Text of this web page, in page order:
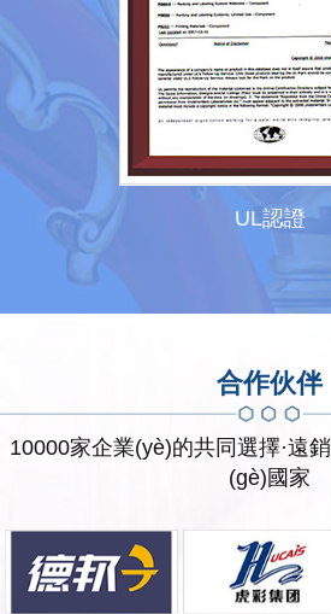
UL認證
合作伙伴
10000家企業(yè)的共同選擇·遠
(gè)國家